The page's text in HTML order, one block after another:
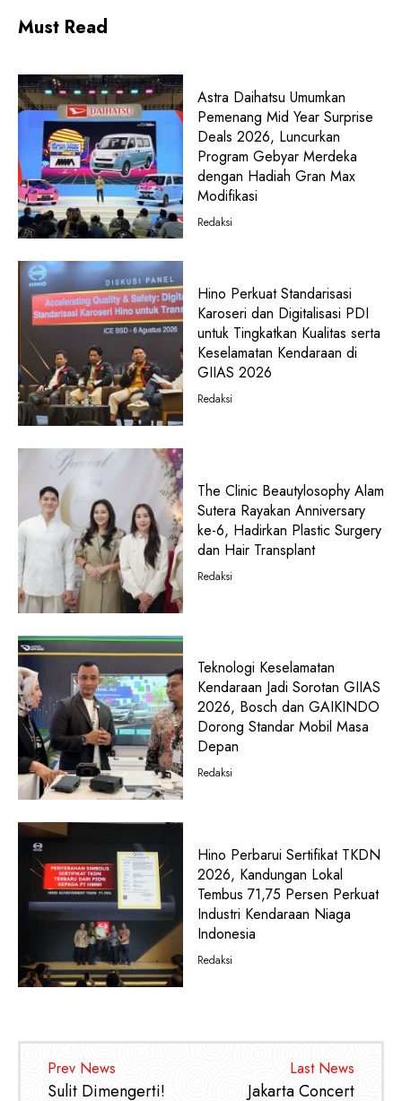
Must Read
Astra Daihatsu Umumkan
Pemenang Mid Year Surprise
Deals 2026, Luncurkan
Program Gebyar Merdeka
dengan Hadiah Gran Max
Modifikasi
Redaksi
Hino Perkuat Standarisasi
Karoseri dan Digitalisasi PDI
untuk Tingkatkan Kualitas serta
Keselamatan Kendaraan di
GIIAS 2026
Redaksi
The Clinic Beautylosophy Alam
Sutera Rayakan Anniversary
ke-6, Hadirkan Plastic Surgery
dan Hair Transplant
Redaksi
Teknologi Keselamatan
Kendaraan Jadi Sorotan GIIAS
2026, Bosch dan GAIKINDO
Dorong Standar Mobil Masa
Depan
Redaksi
Hino Perbarui Sertifikat TKDN
2026, Kandungan Lokal
Tembus 71,75 Persen Perkuat
Industri Kendaraan Niaga
Indonesia
Redaksi
Prev News
Sulit Dimengerti!
Last News
Jakarta Concert